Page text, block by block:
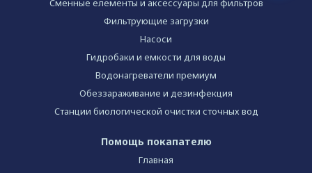
Сменные елементы и аксессуары для фильтров
Фильтрующие загрузки
Насоси
Гидробаки и емкости для воды
Водонагреватели премиум
Обеззараживание и дезинфекция
Станции биологической очистки сточных вод
Помощь покапателю
Главная